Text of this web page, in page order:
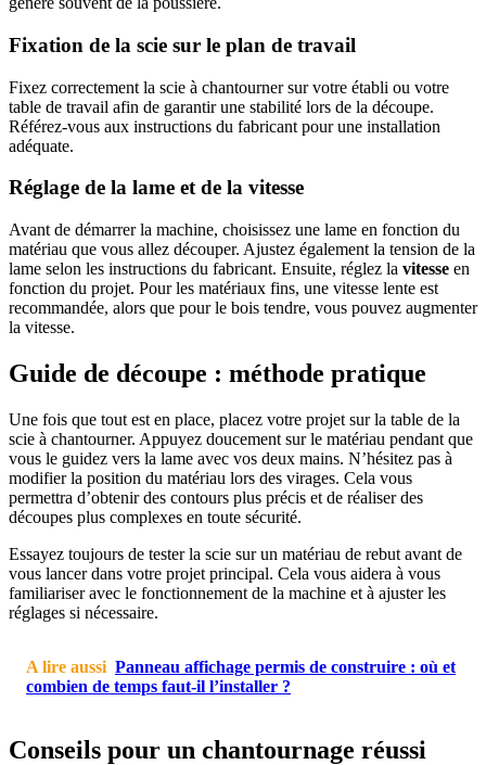
Fixation de la scie sur le plan de travail
Fixez correctement la scie à chantourner sur votre établi ou votre
table de travail afin de garantir une stabilité lors de la découpe.
Référez-vous aux instructions du fabricant pour une installation
adéquate.
Réglage de la lame et de la vitesse
Avant de démarrer la machine, choisissez une lame en fonction du
matériau que vous allez découper. Ajustez également la tension de la
lame selon les instructions du fabricant. Ensuite, réglez la vitesse en
fonction du projet. Pour les matériaux fins, une vitesse lente est
recommandée, alors que pour le bois tendre, vous pouvez augmenter
la vitesse.
Guide de découpe : méthode pratique
Une fois que tout est en place, placez votre projet sur la table de la
scie à chantourner. Appuyez doucement sur le matériau pendant que
vous le guidez vers la lame avec vos deux mains. N’hésitez pas à
modifier la position du matériau lors des virages. Cela vous
permettra d’obtenir des contours plus précis et de réaliser des
découpes plus complexes en toute sécurité.
Essayez toujours de tester la scie sur un matériau de rebut avant de
vous lancer dans votre projet principal. Cela vous aidera à vous
familiariser avec le fonctionnement de la machine et à ajuster les
réglages si nécessaire.
A lire aussi Panneau affichage permis de construire : où et
combien de temps faut-il l’installer ?
Conseils pour un chantournage réussi